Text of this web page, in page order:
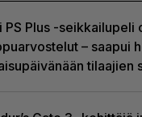
PS Plus -seikkailupeli
– saapui
tilaajien